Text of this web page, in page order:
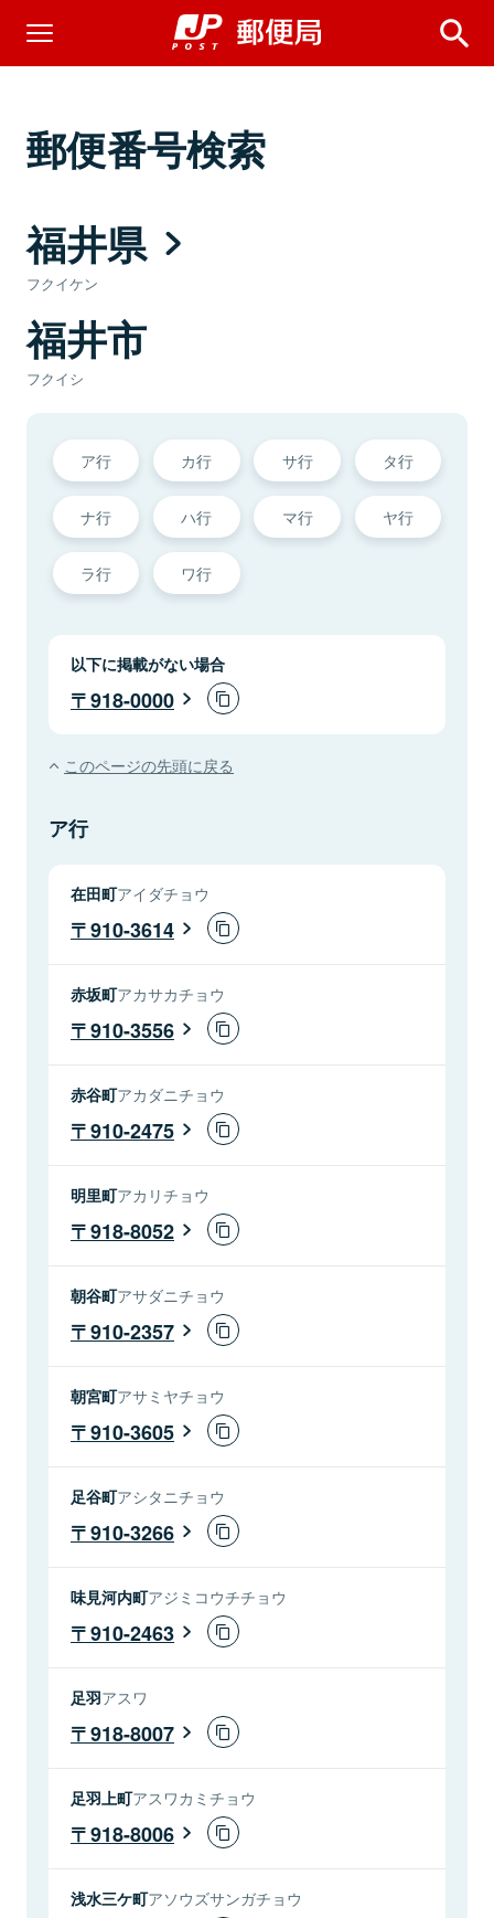
郵便番号検索
福井県
フクイケン
福井市
フクイシ
ア行 カ行 サ行 タ行
ナ行 ハ行 マ行 ヤ行
ラ行 ワ行
以下に掲載がない場合
918-0000
このページの先頭に戻る
ア行
在田町アイダチョウ
910-3614
赤坂町アカサカチョウ
910-3556
赤谷町アカダニチョウ
910-2475
明里町アカリチョウ
918-8052
朝谷町アサダニチョウ
910-2357
朝宮町アサミヤチョウ
910-3605
足谷町アシタニチョウ
910-3266
味見河内町アジミコウチチョウ
910-2463
足羽アスワ
918-8007
足羽上町アスワカミチョウ
918-8006
浅水三ケ町アソウズサンガチョウ